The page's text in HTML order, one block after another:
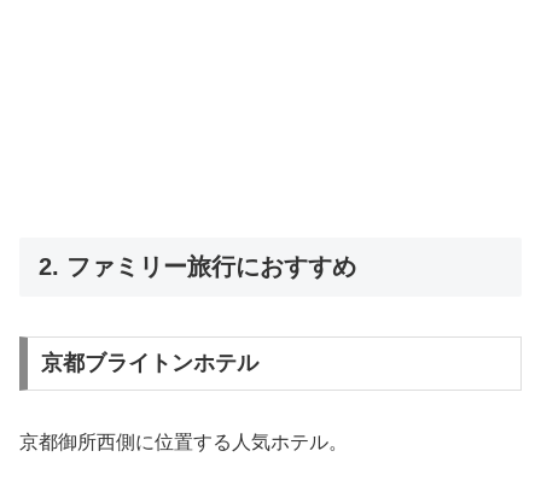
2. ファミリー旅行におすすめ
京都ブライトンホテル
京都御所西側に位置する人気ホテル。